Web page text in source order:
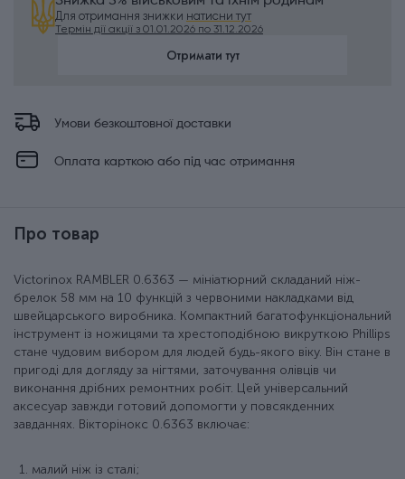
Для отримання знижки натисни тут
Термін дії акції з 01.01.2026 по 31.12.2026
Отримати тут
Умови безкоштовної доставки
Оплата карткою або під час отримання
Про товар
Victorinox RAMBLER 0.6363 — мініатюрний складаний ніж-
брелок 58 мм на 10 функцій з червоними накладками від
швейцарського виробника. Компактний багатофункціональний
інструмент із ножицями та хрестоподібною викруткою Phillips
стане чудовим вибором для людей будь-якого віку. Він стане в
пригоді для догляду за нігтями, заточування олівців чи
виконання дрібних ремонтних робіт. Цей універсальний
аксесуар завжди готовий допомогти у повсякденних
завданнях. Вікторінокс 0.6363 включає:
малий ніж із сталі;